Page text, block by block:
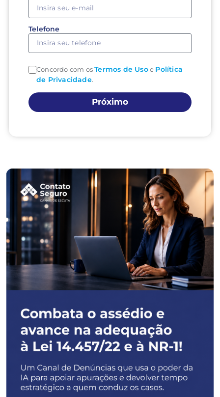
Telefone
Concordo com osTermos de Usoe Política
de Privacidade.
Próximo